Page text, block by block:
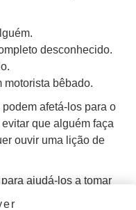
desconhecido.
motorista bêbado.
afetá-los para o
que alguém faça
ouvir uma lição de
ajudá-los a tomar
dê para eles